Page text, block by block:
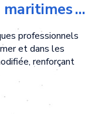
Risques professionnels maritimes : renforcement des obligations de prévention
professionnels
et dans les
renforçant
Focus.